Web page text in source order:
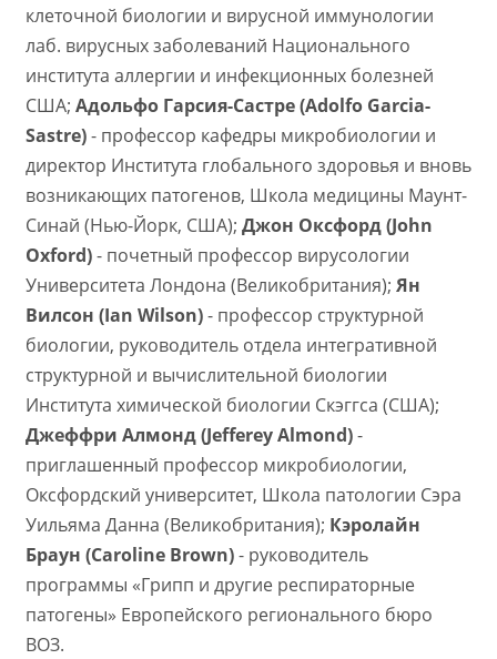
клеточной биологии и вирусной иммунологии
лаб. вирусных заболеваний Национального
института аллергии и инфекционных болезней
США; Адольфо Гарсия-Састре (Adolfo Garcia-
Sastre)- профессор кафедры микробиологии и
директор Института глобального здоровья и вновь
возникающих патогенов, Школа медицины Маунт-
Синай (Нью-Йорк, США); Джон Оксфорд (John
Oxford)- почетный профессор вирусологии
Университета Лондона (Великобритания); Ян
Вилсон (Ian Wilson)- профессор структурной
биологии, руководитель отдела интегративной
структурной и вычислительной биологии
Института химической биологии Скэггса (США);
Джеффри Алмонд (Jefferey Almond)-
приглашенный профессор микробиологии,
Оксфордский университет, Школа патологии Сэра
Уильяма Данна (Великобритания); Кэролайн
Браун (Caroline Brown)- руководитель
программы «Грипп и другие респираторные
патогены» Европейского регионального бюро
ВОЗ.